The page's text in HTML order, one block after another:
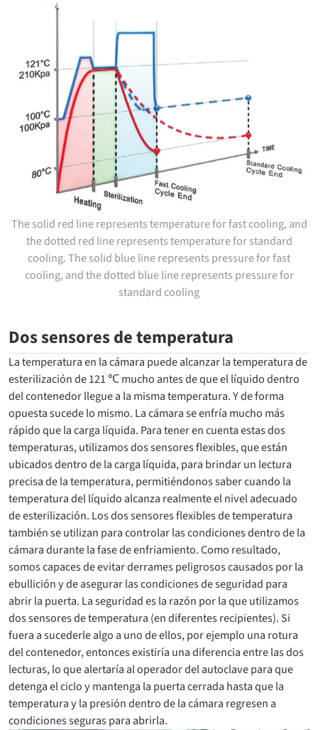
The solid red line represents temperature for fast cooling, and
the dotted red line represents temperature for standard
cooling. The solid blue line represents pressure for fast
cooling, and the dotted blue line represents pressure for
standard cooling
Dos sensores de temperatura
La temperatura en la cámara puede alcanzar la temperatura de
esterilización de 121 ℃ mucho antes de que el líquido dentro
del contenedor llegue a la misma temperatura. Y de forma
opuesta sucede lo mismo. La cámara se enfría mucho más
rápido que la carga líquida. Para tener en cuenta estas dos
temperaturas, utilizamos dos sensores flexibles, que están
ubicados dentro de la carga líquida, para brindar un lectura
precisa de la temperatura, permitiéndonos saber cuando la
temperatura del líquido alcanza realmente el nivel adecuado
de esterilización. Los dos sensores flexibles de temperatura
también se utilizan para controlar las condiciones dentro de la
cámara durante la fase de enfriamiento. Como resultado,
somos capaces de evitar derrames peligrosos causados por la
ebullición y de asegurar las condiciones de seguridad para
abrir la puerta. La seguridad es la razón por la que utilizamos
dos sensores de temperatura (en diferentes recipientes). Si
fuera a sucederle algo a uno de ellos, por ejemplo una rotura
del contenedor, entonces existiría una diferencia entre las dos
lecturas, lo que alertaría al operador del autoclave para que
detenga el ciclo y mantenga la puerta cerrada hasta que la
temperatura y la presión dentro de la cámara regresen a
condiciones seguras para abrirla.